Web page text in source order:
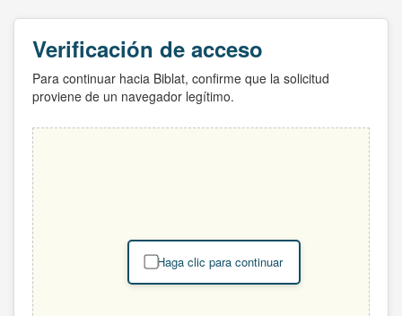
Verificación de acceso
Para continuar hacia Biblat, confirme que la solicitud
proviene de un navegador legítimo.
Haga clic para continuar